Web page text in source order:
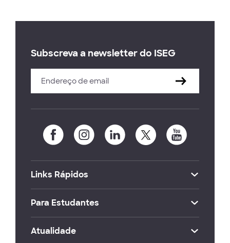
Subscreva a newsletter do ISEG
Links Rápidos
Para Estudantes
Atualidade